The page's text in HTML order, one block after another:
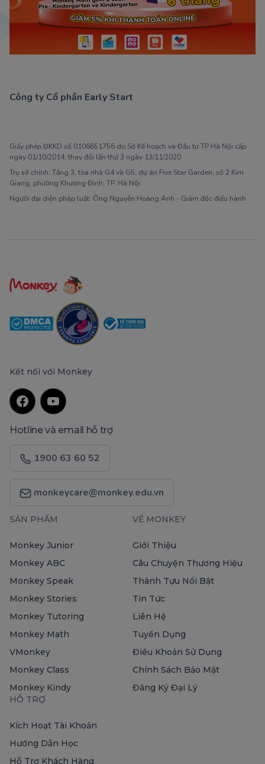
Công ty Cổ phần Early Start
Giấy phép ĐKKD số 0106651756 do Sở Kế hoạch và Đầu tư TP Hà Nội cấp
ngày 01/10/2014, thay đổi lần thứ 3 ngày 13/11/2020
Trụ sở chính: Tầng 3, tòa nhà G4 và G5, dự án Five Star Garden, số 2 Kim
Giang, phường Khương Đình, TP. Hà Nội
Người đại diện pháp luật: Ông Nguyễn Hoàng Anh - Giám đốc điều hành
Kết nối với Monkey
Hotline và email hỗ trợ
1900 63 60 52
monkeycare@monkey.edu.vn
SẢN PHẨM
Monkey Junior
Monkey ABC
Monkey Speak
Monkey Stories
Monkey Tutoring
Monkey Math
VMonkey
Monkey Class
Monkey Kindy
VỀ MONKEY
Giới Thiệu
Câu Chuyện Thương Hiệu
Thành Tựu Nổi Bật
Tin Tức
Liên Hệ
Tuyển Dụng
Điều Khoản Sử Dụng
Chính Sách Bảo Mật
Đăng Ký Đại Lý
HỖ TRỢ
Kích Hoạt Tài Khoản
Hướng Dẫn Học
Hỗ Trợ Khách Hàng